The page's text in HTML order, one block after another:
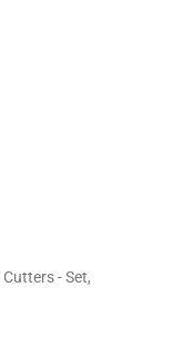
Cutters - Set,